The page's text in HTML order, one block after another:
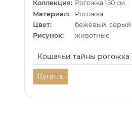
Коллекция: Рогожка 150 см.
Материал:
Рогожка
Цвет:
бежевый, серый
Рисунок:
животные
Купить